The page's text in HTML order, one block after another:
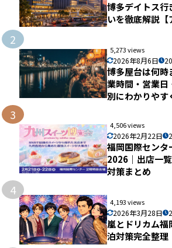
博多デイトス行
いを徹底解説【
2
5,273 views
2026年8月6日
博多屋台は何時
業時間・営業日
別にわかりやす
3
4,506 views
2026年2月22日
福岡国際センタ
2026｜出店一
対策まとめ
4
4,193 views
2026年3月28日
嵐とドリカム
泊対策完全整理